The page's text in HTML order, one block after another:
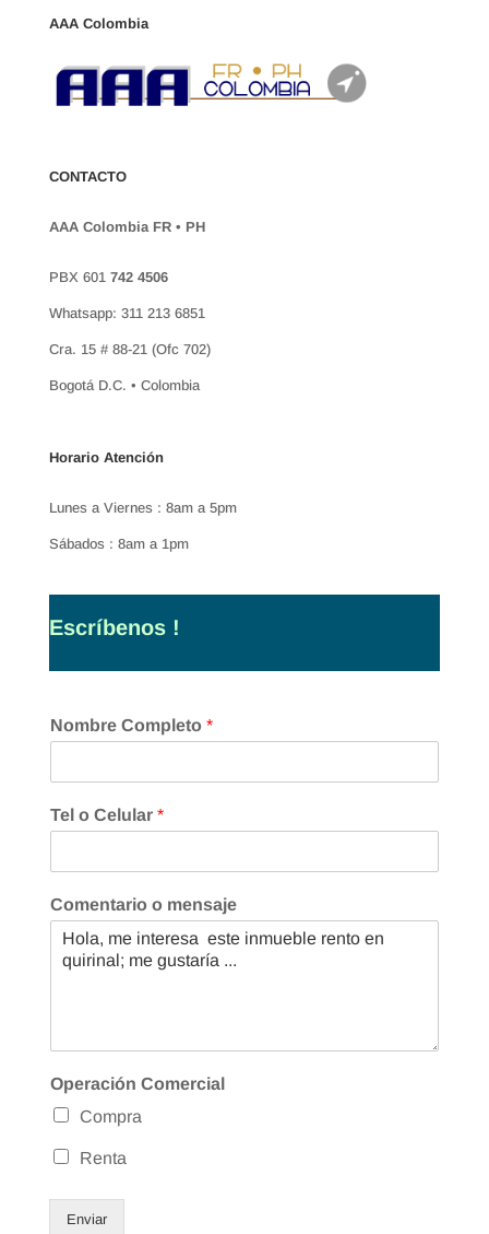
AAA Colombia
CONTACTO
AAA Colombia FR • PH
PBX 601 742 4506
Whatsapp: 311 213 6851
Cra. 15 # 88-21 (Ofc 702)
Bogotá D.C. • Colombia
Horario Atención
Lunes a Viernes : 8am a 5pm
Sábados : 8am a 1pm
Escríbenos !
Nombre Completo *
Tel o Celular *
Comentario o mensaje
Operación Comercial
Compra
Renta
Enviar